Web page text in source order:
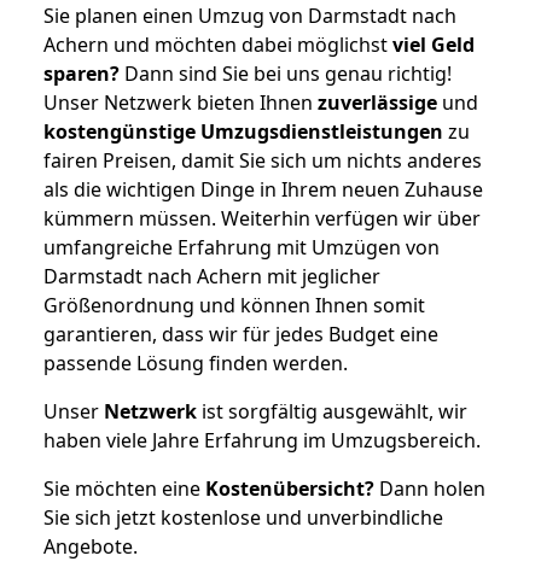
Sie planen einen Umzug von Darmstadt nach
Achern und möchten dabei möglichstviel Geld
sparen? Dann sind Sie bei uns genau richtig!
Unser Netzwerk bieten Ihnen zuverlässige und
kostengünstige Umzugsdienstleistungen zu
fairen Preisen, damit Sie sich um nichts anderes
als die wichtigen Dinge in Ihrem neuen Zuhause
kümmern müssen. Weiterhin verfügen wir über
umfangreiche Erfahrung mit Umzügen von
Darmstadt nach Achern mit jeglicher
Größenordnung und können Ihnen somit
garantieren, dass wir für jedes Budget eine
passende Lösung finden werden.
Unser Netzwerk ist sorgfältig ausgewählt, wir
haben viele Jahre Erfahrung im Umzugsbereich.
Sie möchten eine Kostenübersicht? Dann holen
Sie sich jetzt kostenlose und unverbindliche
Angebote.